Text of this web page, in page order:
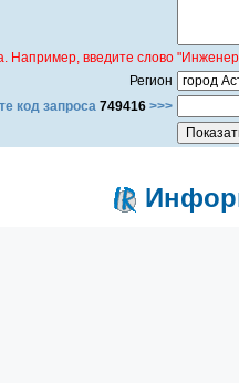
Например, введите слово
Регион
код запроса 749416 >>>